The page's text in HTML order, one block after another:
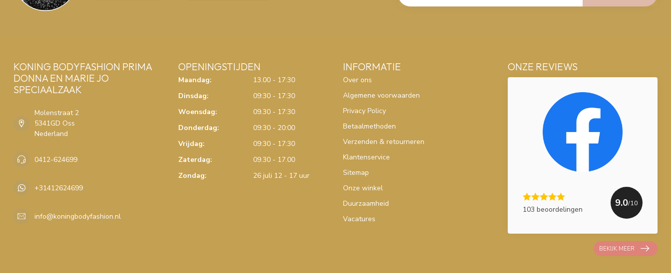
KONING BODYFASHION PRIMA
DONNA EN MARIE JO
SPECIAALZAAK
Molenstraat 2
5341GD Oss
Nederland
0412-624699
+31412624699
info@koningbodyfashion.nl
OPENINGSTIJDEN
Maandag:
13.00 - 17:30
Dinsdag:
09:30 - 17:30
Woensdag:
09.30 - 17:30
Donderdag:
09:30 - 20:00
Vrijdag:
09:30 - 17:30
Zaterdag:
09.30 - 17.00
Zondag:
26 juli 12 - 17 uur
INFORMATIE
Over ons
Algemene voorwaarden
Privacy Policy
Betaalmethoden
Verzenden & retourneren
Klantenservice
Sitemap
Onze winkel
Duurzaamheid
Vacatures
ONZE REVIEWS
103 beoordelingen
9.0/10
BEKIJK MEER